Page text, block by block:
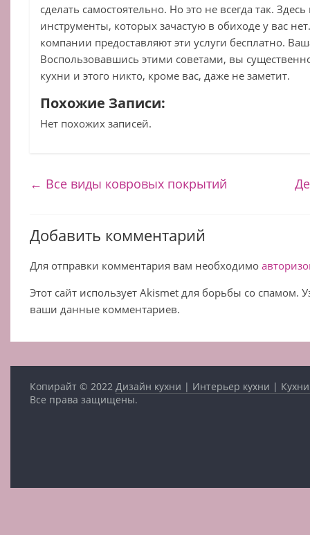
сделать самостоятельно. Но это не всегда так.
инструменты, которых зачастую в обиходе у вас
компании предоставляют эти услуги бесплатно.
Воспользовавшись этими советами, вы
кухни и этого никто, кроме вас, даже не заметит.
Похожие Записи:
Нет похожих записей.
← Все виды ковровых покрытий
Добавить комментарий
Для отправки комментария вам необходимо
Этот сайт использует Akismet для борьбы со спамом.
ваши данные комментариев.
Копирайт © 2022 Дизайн кухни | Интерьер кухни |
Все права защищены.